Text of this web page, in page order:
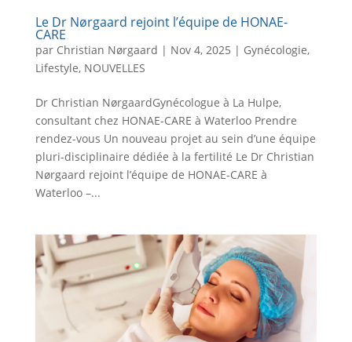
Le Dr Nørgaard rejoint l’équipe de HONAE-
CARE
par Christian Nørgaard | Nov 4, 2025 | Gynécologie,
Lifestyle, NOUVELLES
Dr Christian NørgaardGynécologue à La Hulpe,
consultant chez HONAE-CARE à Waterloo Prendre
rendez-vous Un nouveau projet au sein d’une équipe
pluri-disciplinaire dédiée à la fertilité Le Dr Christian
Nørgaard rejoint l’équipe de HONAE-CARE à
Waterloo –...